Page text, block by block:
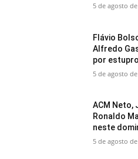
5 de agosto
Flávio
Alfredo
por
5 de agosto
ACM Neto,
Ronaldo
neste
5 de agosto